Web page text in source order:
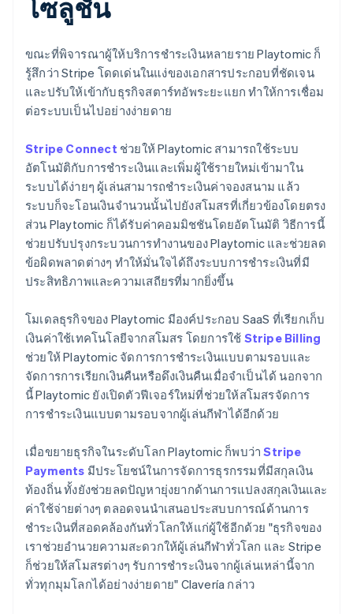
โซลูชัน
ขณะที่พิจารณาผู้ให้บริการชำระเงินหลายราย Playtomic ก็
รู้สึกว่า Stripe โดดเด่นในแง่ของเอกสารประกอบที่ชัดเจน
และปรับให้เข้ากับธุรกิจสตาร์ทอัพระยะแยก ทำให้การเชื่อม
ต่อระบบเป็นไปอย่างง่ายดาย
Stripe Connect ช่วยให้ Playtomic สามารถใช้ระบบ
อัตโนมัติกับการชำระเงินและเพิ่มผู้ใช้รายใหม่เข้ามาใน
ระบบได้ง่ายๆ ผู้เล่นสามารถชำระเงินค่าจองสนาม แล้ว
ระบบก็จะโอนเงินจำนวนนั้นไปยังสโมสรที่เกี่ยวข้องโดยตรง
ส่วน Playtomic ก็ได้รับค่าคอมมิชชันโดยอัตโนมัติ วิธีการนี้
ช่วยปรับปรุงกระบวนการทำงานของ Playtomic และช่วยลด
ข้อผิดพลาดต่างๆ ทำให้มั่นใจได้ถึงระบบการชำระเงินที่มี
ประสิทธิภาพและความเสถียรที่มากยิ่งขึ้น
โมเดลธุรกิจของ Playtomic มีองค์ประกอบ SaaS ที่เรียกเก็บ
เงินค่าใช้เทคโนโลยีจากสโมสร โดยการใช้ Stripe Billing
ช่วยให้ Playtomic จัดการการชำระเงินแบบตามรอบและ
จัดการการเรียกเงินคืนหรือดึงเงินคืนเมื่อจำเป็นได้ นอกจาก
นี้ Playtomic ยังเปิดตัวฟีเจอร์ใหม่ที่ช่วยให้สโมสรจัดการ
การชำระเงินแบบตามรอบจากผู้เล่นกีฬาได้อีกด้วย
เมื่อขยายธุรกิจในระดับโลก Playtomic ก็พบว่าStripe
Payments มีประโยชน์ในการจัดการธุรกรรมที่มีสกุลเงิน
ท้องถิ่น ทั้งยังช่วยลดปัญหายุ่งยากด้านการแปลงสกุลเงินและ
ค่าใช้จ่ายต่างๆ ตลอดจนนำเสนอประสบบการณ์ด้านการ
ชำระเงินที่สอดคล้องกันทั่วโลกให้แก่ผู้ใช้อีกด้วย "ธุรกิจของ
เราช่วยอำนวยความสะดวกให้ผู้เล่นกีฬาทั่วโลก และ Stripe
ก็ช่วยให้สโมสรต่างๆ รับการชำระเงินจากผู้เล่นเหล่านี้จาก
ทั่วทุกมุมโลกได้อย่างง่ายดาย" Clavería กล่าว